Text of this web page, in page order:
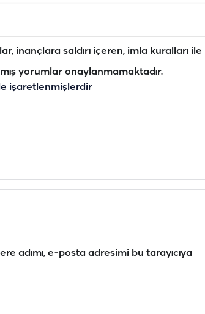
inançlara saldırı içeren, imla kuralları ile
yorumlar onaylanmamaktadır.
işaretlenmişlerdir
adımı, e-posta adresimi bu tarayıcıya